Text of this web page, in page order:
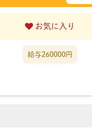
お気に入り
給与260000円